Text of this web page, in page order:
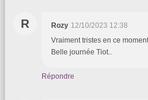
R Rozy 12/10/2023 12:38
Vraiment tristes en ce
Belle journée Tiot..
Répondre